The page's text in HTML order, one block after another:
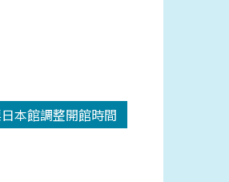
本館調整開館時間